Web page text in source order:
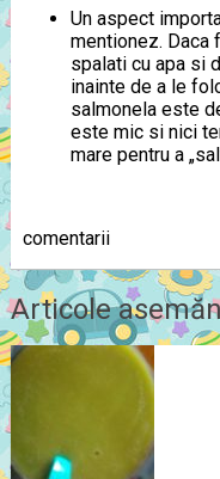
Un aspect
mentionez. Daca
spalati cu apa si
inainte de a le
salmonela este
este mic si nici
mare pentru a
comentarii
Articole